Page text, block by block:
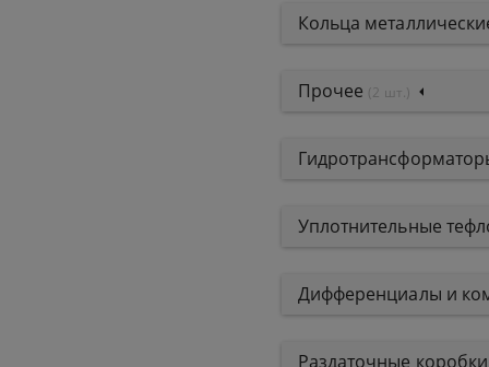
Кольца
Прочее (2 шт.)
Уплотнительные
Дифференциалы и
Раздаточные